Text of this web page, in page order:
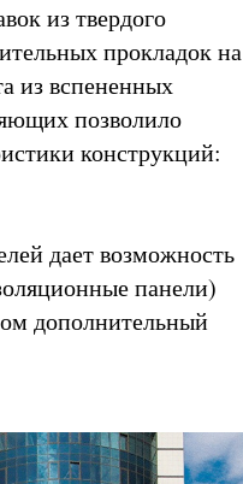
из твердого
прокладок на
из вспененных
позволило
конструкций:
дает возможность
панели)
дополнительный